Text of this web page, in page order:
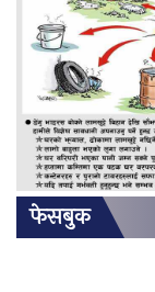
फेसबुक